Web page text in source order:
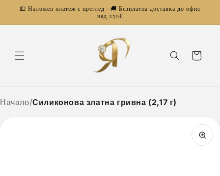
💵 Наложен платеж с преглед · 🚚 Безплатна доставка до офис
над 250€
Количка
Начало/Силиконова златна гривна (2,17 г)